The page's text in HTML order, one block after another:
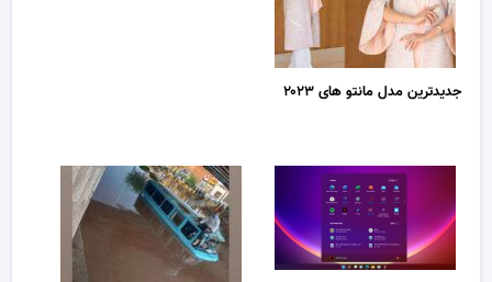
جدیدترین مدل مانتو های ۲۰۲۳